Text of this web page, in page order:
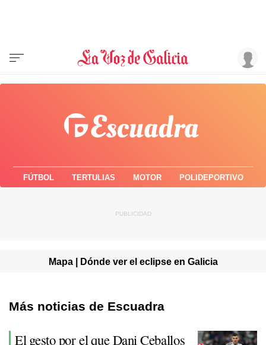
FÚTBOL TERTULIAS MOTOR POLIDEPORTIVO
Mapa | Dónde ver el eclipse en Galicia
Más noticias de Escuadra
El gesto por el que Dani Ceballos